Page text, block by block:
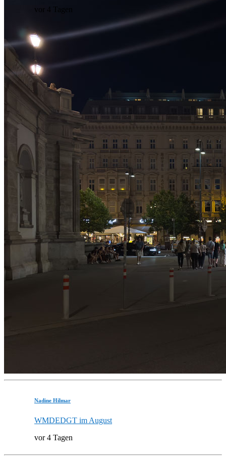
vor 4 Tagen
Nadine Hilmar
WMDEDGT im August
vor 4 Tagen